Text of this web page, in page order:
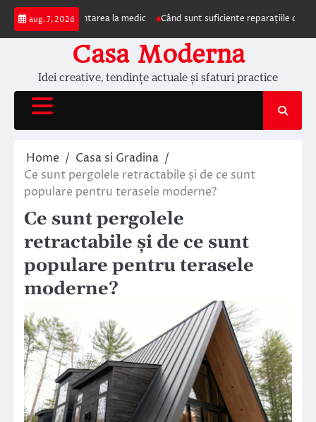
Skip
content
aug. 7, 2026
prezentarea la medic Când sunt suficiente reparațiile de acoperiș
Casa Moderna
Idei creative, tendințe actuale și sfaturi practice
Home
Casa si Gradina
Ce sunt pergolele retractabile și de ce sunt
populare pentru terasele moderne?
Ce sunt pergolele
retractabile și de ce sunt
populare pentru terasele
moderne?